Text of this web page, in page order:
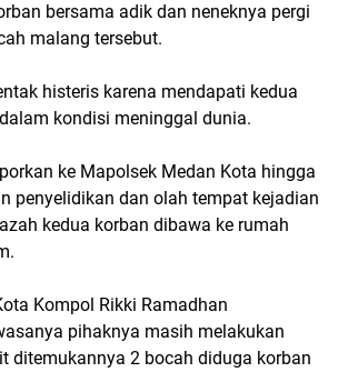
bersama adik dan neneknya pergi
malang tersebut.
histeris karena mendapati kedua
kondisi meninggal dunia.
ke Mapolsek Medan Kota hingga
penyelidikan dan olah tempat kejadian
kedua korban dibawa ke rumah
Kompol Rikki Ramadhan
pihaknya masih melakukan
ditemukannya 2 bocah diduga korban